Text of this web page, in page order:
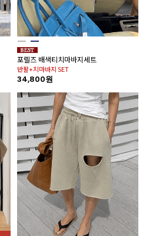
포렐즈 배색티치마바지세트
반팔+치마바지 SET
34,800원